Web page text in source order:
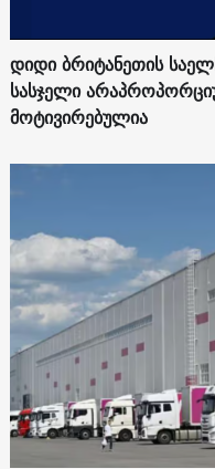
დიდი ბრიტანეთის
სასჯელი
მოტივირებულია